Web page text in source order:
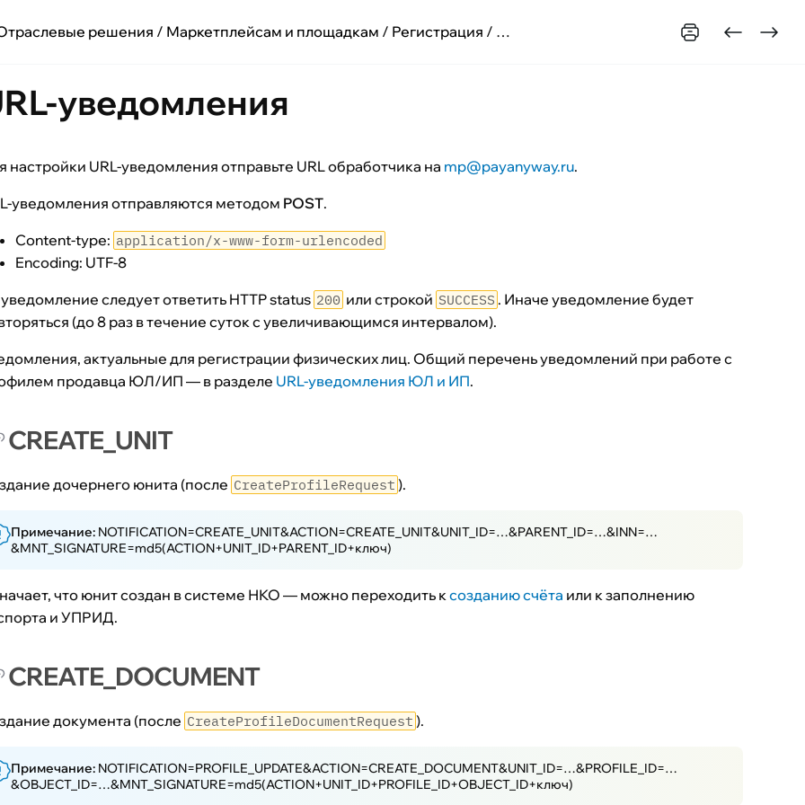
решения / Маркетплейсам и площадкам / Регистрация / Физические лица (ЭСП) URL-
уведомления
настройки URL-уведомления отправьте URL обработчика на mp@payanyway.ru.
уведомления отправляются методом POST.
Content-type: application/x-www-form-urlencoded
Encoding: UTF-8
следует ответить HTTP status 200 или строкой SUCCESS . Иначе уведомление будет
(до 8 раз в течение суток с увеличивающимся интервалом).
актуальные для регистрации физических лиц. Общий перечень уведомлений при работе с
продавца ЮЛ/ИП — в разделе URL-уведомления ЮЛ и ИП.
CREATE_UNIT
дочернего юнита (после CreateProfileRequest ).
Примечание: NOTIFICATION=CREATE_UNIT&ACTION=CREATE_UNIT&UNIT_ID=…&PARENT_ID=…&INN=…
&MNT_SIGNATURE=md5(ACTION+UNIT_ID+PARENT_ID+ключ)
что юнит создан в системе НКО — можно переходить ксозданию счёта или к заполнению
и УПРИД.
CREATE_DOCUMENT
документа (после CreateProfileDocumentRequest ).
Примечание: NOTIFICATION=PROFILE_UPDATE&ACTION=CREATE_DOCUMENT&UNIT_ID=…&PROFILE_ID=…
&OBJECT_ID=…&MNT_SIGNATURE=md5(ACTION+UNIT_ID+PROFILE_ID+OBJECT_ID+ключ)
форма и виджет
платёжной формы
C2B. Привязка счёта Плательщика (подписка)
SBP/FPS
свою кассу
магазин
площадка
собственная разработка
предоставляемую кассу
площадка с мультикорзиной
технические детали
решения
и площадкам
подключения к Монете
подключает клиента
лица (ЭСП)
подключения
подключает клиента
запросы